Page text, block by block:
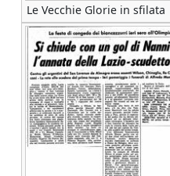
Le Vecchie Glorie in sfilata